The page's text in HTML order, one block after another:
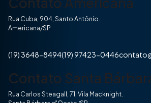
Rua Cuba, 904, Santo Antônio.
Americana/SP
(19) 3648-8494(19) 97423-0446
Contato Santa
Rua Carlos Steagall, 71, Vila Macknight.